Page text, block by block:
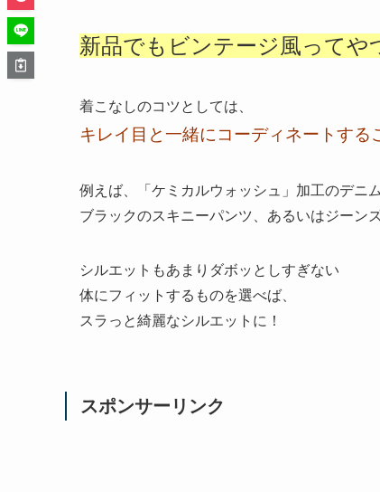
新品でもビンテージ風ってや
着こなしのコツとしては、
キレイ目と一緒にコーディネートする
例えば、「ケミカルウォッシュ」加工のデニ
ブラックのスキニーパンツ、あるいはジーン
シルエットもあまりダボッとしすぎない
体にフィットするものを選べば、
スラっと綺麗なシルエットに！
スポンサーリンク